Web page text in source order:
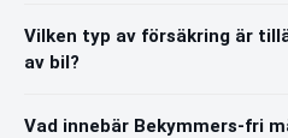
Vilken typ av försäkring är
av bil?
Vad innebär Bekymmers-fri